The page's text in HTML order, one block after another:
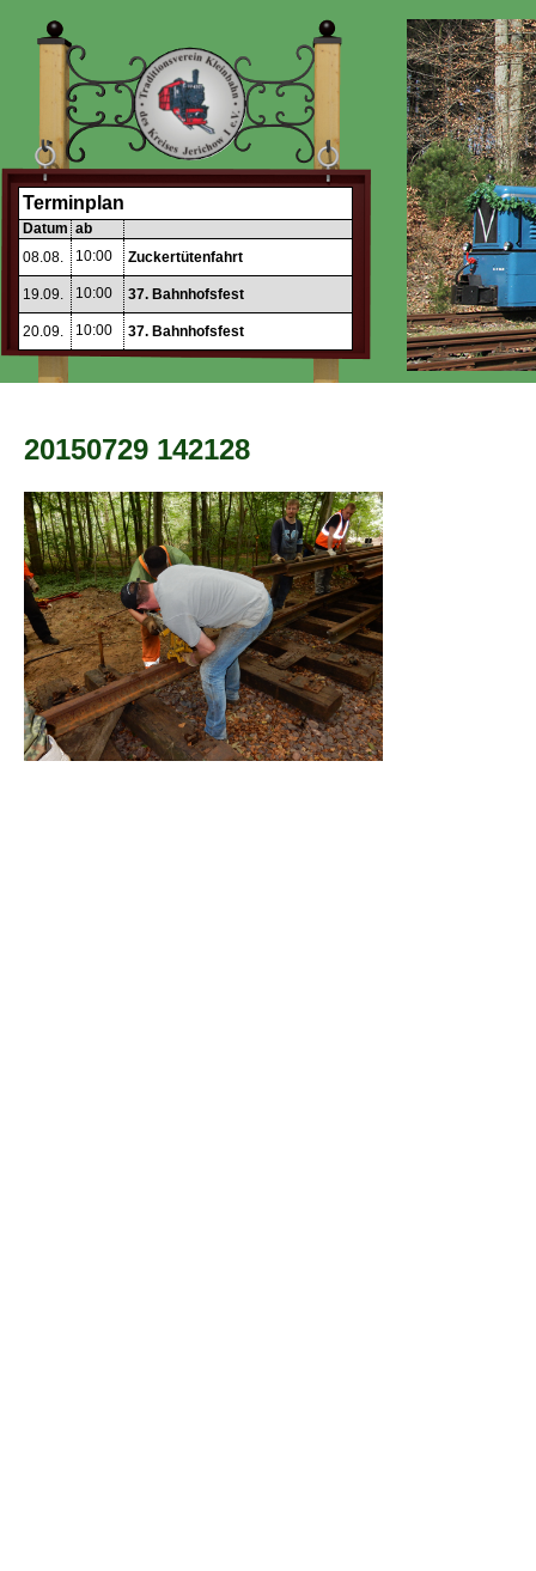
Terminplan
Datum ab
08.08.
10:00 Zuckertütenfahrt
19.09. 10:00 37. Bahnhofsfest
20.09. 10:00 37. Bahnhofsfest
20150729 142128